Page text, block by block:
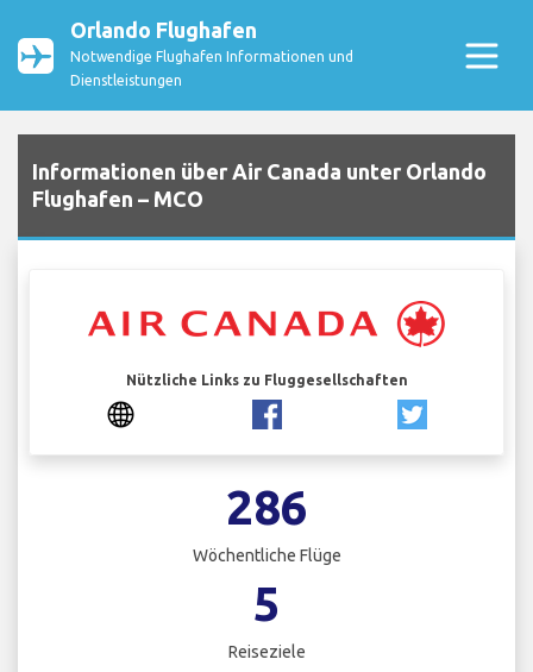
Orlando Flughafen
Notwendige Flughafen Informationen und
Dienstleistungen
Informationen über Air Canada unter Orlando
Flughafen – MCO
Nützliche Links zu Fluggesellschaften
286
Wöchentliche Flüge
5
Reiseziele